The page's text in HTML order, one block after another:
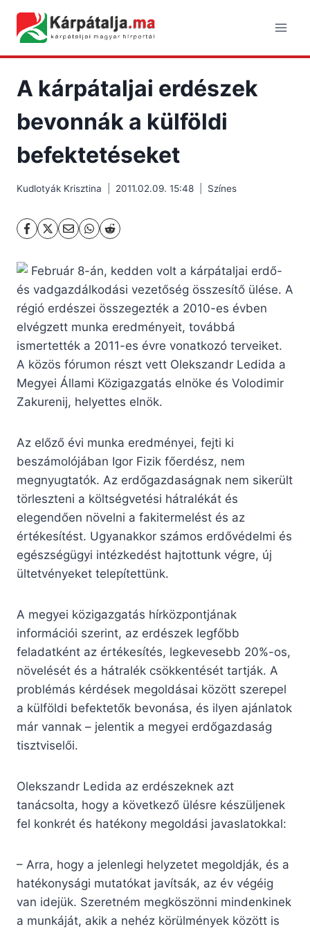
content
A kárpátaljai erdészek
bevonnák a külföldi
befektetéseket
Kudlotyák Krisztina 2011.02.09. 15:48 Színes
Február 8-án, kedden volt a kárpátaljai erdő-
és vadgazdálkodási vezetőség összesítő ülése. A
régió erdészei összegezték a 2010-es évben
elvégzett munka eredményeit, továbbá
ismertették a 2011-es évre vonatkozó terveiket.
A közös fórumon részt vett Olekszandr Ledida a
Megyei Állami Közigazgatás elnöke és Volodimir
Zakurenij, helyettes elnök.
Az előző évi munka eredményei, fejti ki
beszámolójában Igor Fizik főerdész, nem
megnyugtatók. Az erdőgazdaságnak nem sikerült
törleszteni a költségvetési hátralékát és
elegendően növelni a fakitermelést és az
értékesítést. Ugyanakkor számos erdővédelmi és
egészségügyi intézkedést hajtottunk végre, új
ültetvényeket telepítettünk.
A megyei közigazgatás hírközpontjának
információi szerint, az erdészek legfőbb
feladatként az értékesítés, legkevesebb 20%-os,
növelését és a hátralék csökkentését tartják. A
problémás kérdések megoldásai között szerepel
a külföldi befektetők bevonása, és ilyen ajánlatok
már vannak – jelentik a megyei erdőgazdaság
tisztviselői.
Olekszandr Ledida az erdészeknek azt
tanácsolta, hogy a következő ülésre készüljenek
fel konkrét és hatékony megoldási javaslatokkal:
– Arra, hogy a jelenlegi helyzetet megoldják, és a
hatékonysági mutatókat javítsák, az év végéig
van idejük. Szeretném megköszönni mindenkinek
a munkáját, akik a nehéz körülmények között is